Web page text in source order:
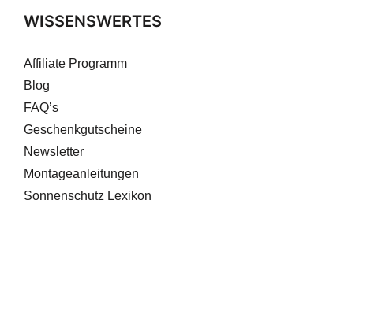
WISSENSWERTES
Affiliate Programm
Blog
FAQ’s
Geschenkgutscheine
Newsletter
Montageanleitungen
Sonnenschutz Lexikon